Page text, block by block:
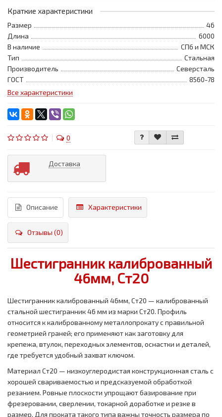
Краткие характеристики
Размер
46
Длина
6000
В наличие
СПб и МСК
Тип
Стальная
Производитель
Северсталь
ГОСТ
8560-78
Все характеристики
0
Доставка
Описание Характеристики
Отзывы (0)
Шестигранник калиброванный
46мм, Ст20
Шестигранник калиброванный 46мм, Ст20 — калиброванный
стальной шестигранник 46 мм из марки Ст20. Профиль
относится к калиброванному металлопрокату с правильной
геометрией граней; его применяют как заготовку для
крепежа, втулок, переходных элементов, оснастки и деталей,
где требуется удобный захват ключом.
Материал Ст20 — низкоуглеродистая конструкционная сталь с
хорошей свариваемостью и предсказуемой обработкой
резанием. Ровные плоскости упрощают базирование при
фрезеровании, сверлении, токарной доработке и резке в
размер. Для проката такого типа важны точность размера по